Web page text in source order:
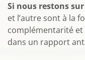
Si nous restons
et l’autre sont à la
complémentarité et
dans un rapport